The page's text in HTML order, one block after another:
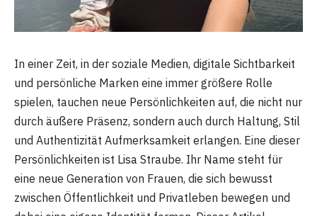
In einer Zeit, in der soziale Medien, digitale Sichtbarkeit
und persönliche Marken eine immer größere Rolle
spielen, tauchen neue Persönlichkeiten auf, die nicht nur
durch äußere Präsenz, sondern auch durch Haltung, Stil
und Authentizität Aufmerksamkeit erlangen. Eine dieser
Persönlichkeiten ist Lisa Straube. Ihr Name steht für
eine neue Generation von Frauen, die sich bewusst
zwischen Öffentlichkeit und Privatleben bewegen und